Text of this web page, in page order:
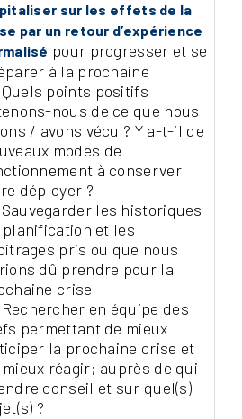
sur les effets de la
par un retour d’expérience
pour progresser et se
à la prochaine
Quels points positifs
nous de ce que nous
/ avons vécu ? Y a-t-il de
modes de
à conserver
déployer ?
Sauvegarder les historiques
planification et les
pris ou que nous
dû prendre pour la
crise
Rechercher en équipe des
permettant de mieux
la prochaine crise et
mieux réagir; auprès de qui
conseil et sur quel(s)
?